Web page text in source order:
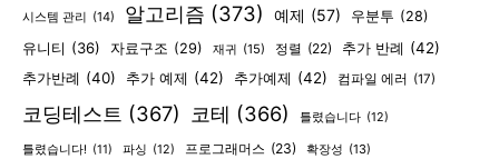
시스템 관리 (14) 알고리즘 (373) 예제 (57) 우분투 (28)
유니티 (36) 자료구조 (29) 재귀 (15) 정렬 (22) 추가 반례 (42)
추가반례 (40) 추가 예제 (42) 추가예제 (42) 컴파일 에러 (17)
코딩테스트 (367) 코테 (366) 틀렸습니다 (12)
틀렸습니다! (11) 파싱 (12) 프로그래머스 (23) 확장성 (13)